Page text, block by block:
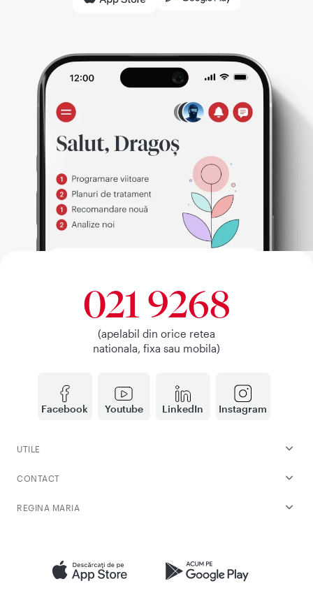
Facebook Youtube LinkedIn Instagram
021 9268
(apelabil din orice retea
nationala, fixa sau mobila)
UTILE
CONTACT
REGINA MARIA